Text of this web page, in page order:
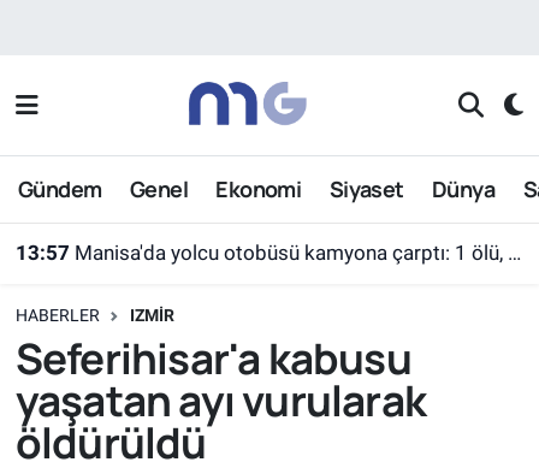
Gündem Genel Ekonomi Siyaset Dünya
13:57 Manisa'da yolcu otobüsü kamyona çarptı: 1 ölü, 7 yaralı
HABERLER IZMIR
Seferihisar'a kabusu
yaşatan ayı vurularak
öldürüldü
Nöbetçi Eczaneler
Hava Durumu
Süper Lig Puan Durumu ve Fikstür
Tüm Manşetler